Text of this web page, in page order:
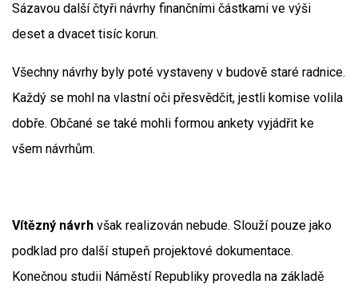
Sázavou další čtyři návrhy finančními částkami ve výši
deset a dvacet tisíc korun.
Všechny návrhy byly poté vystaveny v budově staré radnice.
Každý se mohl na vlastní oči přesvědčit, jestli komise volila
dobře. Občané se také mohli formou ankety vyjádřit ke
všem návrhům.
Vítězný návrh však realizován nebude. Slouží pouze jako
podklad pro další stupeň projektové dokumentace.
Konečnou studii Náměstí Republiky provedla na základě